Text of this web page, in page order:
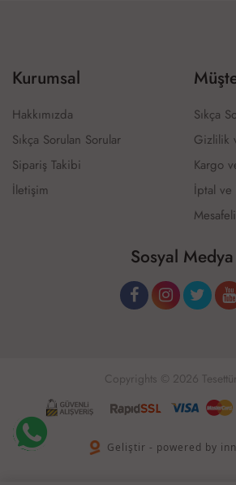
Kurumsal
Hakkımızda
Sıkça Sorulan Sorular
Sipariş Takibi
İletişim
Sıkça
Gizlilik
Kargo
İptal ve
Sosyal Medya
Copyrights © 2026
Geliştir - powered by